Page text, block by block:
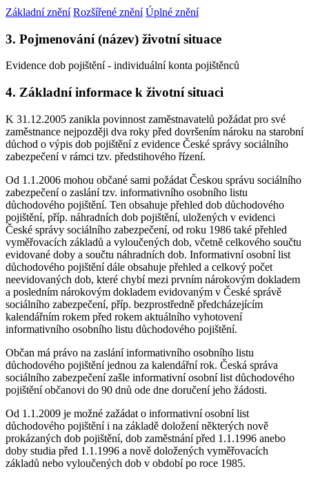
Základní znění Rozšířené znění Úplné znění
3. Pojmenování (název) životní situace
Evidence dob pojištění - individuální konta pojištěnců
4. Základní informace k životní situaci
K 31.12.2005 zanikla povinnost zaměstnavatelů požádat pro své
zaměstnance nejpozději dva roky před dovršením nároku na starobní
důchod o výpis dob pojištění z evidence České správy sociálního
zabezpečení v rámci tzv. předstihového řízení.
Od 1.1.2006 mohou občané sami požádat Českou správu sociálního
zabezpečení o zaslání tzv. informativního osobního listu
důchodového pojištění. Ten obsahuje přehled dob důchodového
pojištění, příp. náhradních dob pojištění, uložených v evidenci
České správy sociálního zabezpečení, od roku 1986 také přehled
vyměřovacích základů a vyloučených dob, včetně celkového součtu
evidované doby a součtu náhradních dob. Informativní osobní list
důchodového pojištění dále obsahuje přehled a celkový počet
neevidovaných dob, které chybí mezi prvním nárokovým dokladem
a posledním nárokovým dokladem evidovaným v České správě
sociálního zabezpečení, příp. bezprostředně předcházejícím
kalendářním rokem před rokem aktuálního vyhotovení
informativního osobního listu důchodového pojištění.
Občan má právo na zaslání informativního osobního listu
důchodového pojištění jednou za kalendářní rok. Česká správa
sociálního zabezpečení zašle informativní osobní list důchodového
pojištění občanovi do 90 dnů ode dne doručení jeho žádosti.
Od 1.1.2009 je možné zažádat o informativní osobní list
důchodového pojištění i na základě doložení některých nově
prokázaných dob pojištění, dob zaměstnání před 1.1.1996 anebo
doby studia před 1.1.1996 a nově doložených vyměřovacích
základů nebo vyloučených dob v období po roce 1985.